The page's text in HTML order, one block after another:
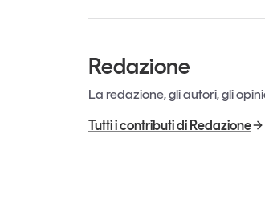
Redazione
La redazione, gli autori, gli
Tutti i contributi di Redazione